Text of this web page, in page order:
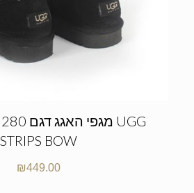
STRIPS BOW
₪449.00